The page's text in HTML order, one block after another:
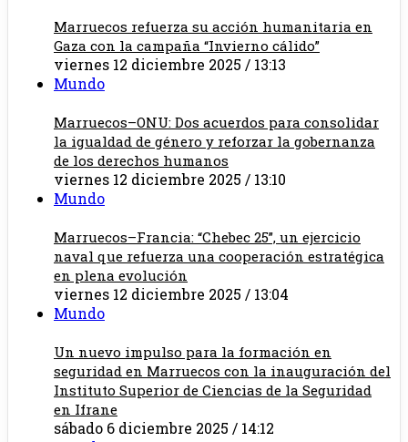
Marruecos refuerza su acción humanitaria en
Gaza con la campaña “Invierno cálido”
viernes 12 diciembre 2025 / 13:13
Mundo
Marruecos–ONU: Dos acuerdos para consolidar
la igualdad de género y reforzar la gobernanza
de los derechos humanos
viernes 12 diciembre 2025 / 13:10
Mundo
Marruecos–Francia: “Chebec 25”, un ejercicio
naval que refuerza una cooperación estratégica
en plena evolución
viernes 12 diciembre 2025 / 13:04
Mundo
Un nuevo impulso para la formación en
seguridad en Marruecos con la inauguración del
Instituto Superior de Ciencias de la Seguridad
en Ifrane
sábado 6 diciembre 2025 / 14:12